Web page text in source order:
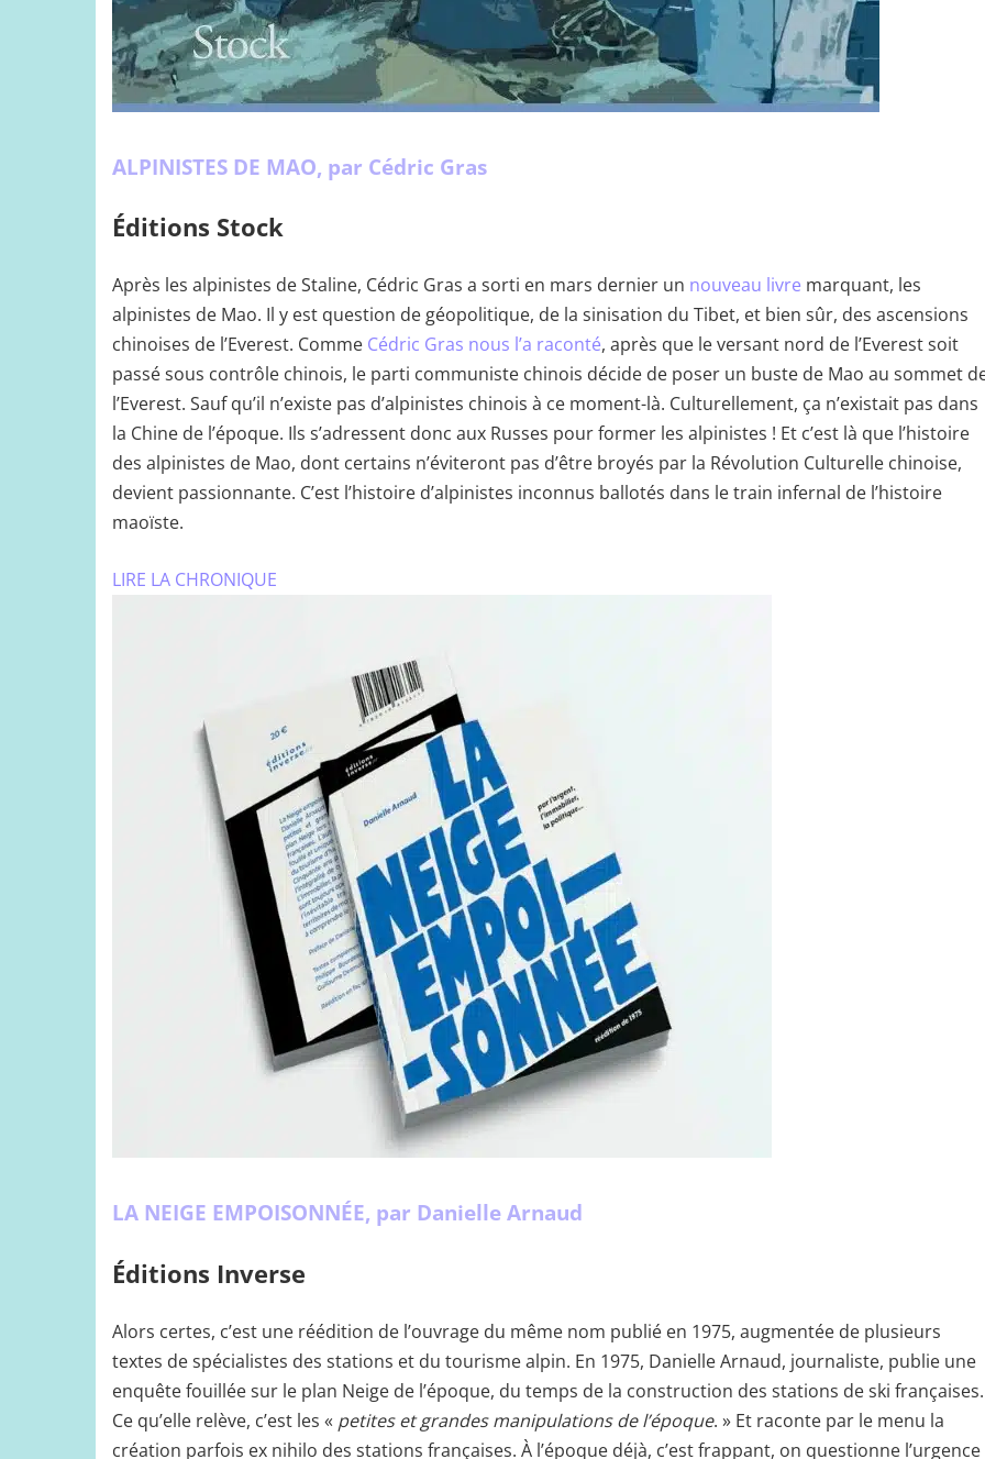
ALPINISTES DE MAO, par Cédric Gras
Éditions Stock
Après les alpinistes de Staline, Cédric Gras a sorti en mars dernier un nouveau livre marquant, les
alpinistes de Mao. Il y est question de géopolitique, de la sinisation du Tibet, et bien sûr, des ascensions
chinoises de l’Everest. Comme Cédric Gras nous l’a raconté, après que le versant nord de l’Everest soit
passé sous contrôle chinois, le parti communiste chinois décide de poser un buste de Mao au sommet
l’Everest. Sauf qu’il n’existe pas d’alpinistes chinois à ce moment-là. Culturellement, ça n’existait pas dans
la Chine de l’époque. Ils s’adressent donc aux Russes pour former les alpinistes ! Et c’est là que l’histoire
des alpinistes de Mao, dont certains n’éviteront pas d’être broyés par la Révolution Culturelle chinoise,
devient passionnante. C’est l’histoire d’alpinistes inconnus ballotés dans le train infernal de l’histoire
maoïste.
LIRE LA CHRONIQUE
LA NEIGE EMPOISONNÉE, par Danielle Arnaud
Éditions Inverse
Alors certes, c’est une réédition de l’ouvrage du même nom publié en 1975, augmentée de plusieurs
textes de spécialistes des stations et du tourisme alpin. En 1975, Danielle Arnaud, journaliste, publie une
enquête fouillée sur le plan Neige de l’époque, du temps de la construction des stations de ski françaises.
Ce qu’elle relève, c’est les « petites et grandes manipulations de l’époque. » Et raconte par le menu la
création parfois ex nihilo des stations françaises. À l’époque déjà, c’est frappant, on questionne l’urgence